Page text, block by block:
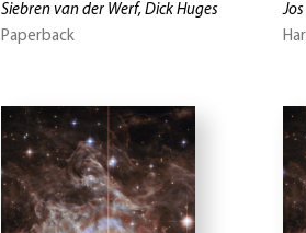
Siebren van der Werf, Dick Huges
Paperback